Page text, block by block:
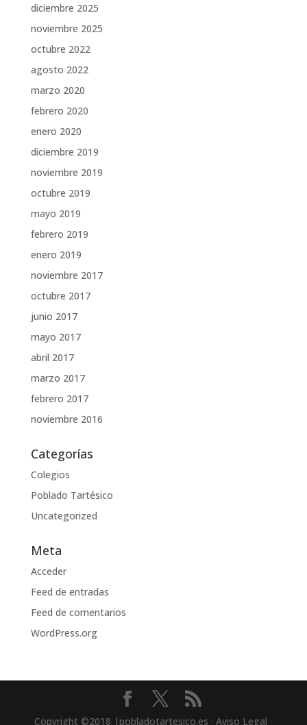
diciembre 2025
noviembre 2025
octubre 2022
agosto 2022
marzo 2020
febrero 2020
enero 2020
diciembre 2019
noviembre 2019
octubre 2019
mayo 2019
febrero 2019
enero 2019
noviembre 2017
octubre 2017
junio 2017
mayo 2017
abril 2017
marzo 2017
febrero 2017
noviembre 2016
Categorías
Colegios
Poblado Tartésico
Uncategorized
Meta
Acceder
Feed de entradas
Feed de comentarios
WordPress.org
Copyright ©2018 |pobladotartesico.es · Aviso Legal ·